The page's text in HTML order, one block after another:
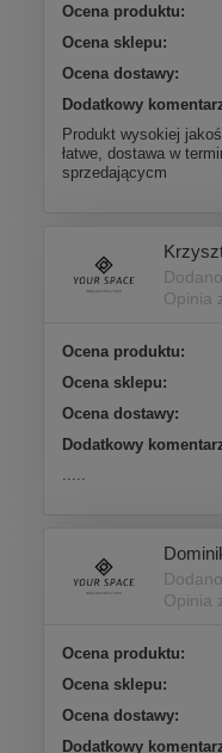
Ocena produktu:
Ocena sklepu:
Ocena dostawy:
Dodatkowy
Produkt wysokiej
łatwe, dostawa w
sprzedającycm
Opinia
Ocena produktu:
Ocena sklepu:
Ocena dostawy:
Dodatkowy
Opinia
Ocena produktu:
Ocena sklepu:
Ocena dostawy:
Dodatkowy